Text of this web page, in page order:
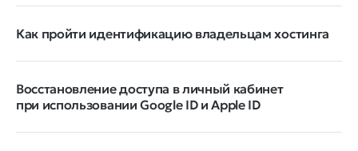
Как пройти идентификацию владельцам хостинга
Восстановление доступа в личный кабинет
при использовании Google ID и Apple ID